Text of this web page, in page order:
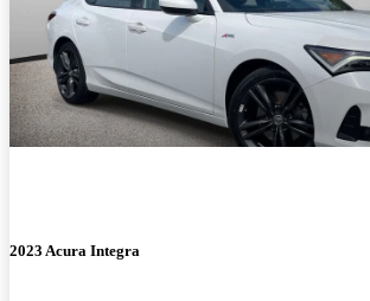
2023 Acura Integra